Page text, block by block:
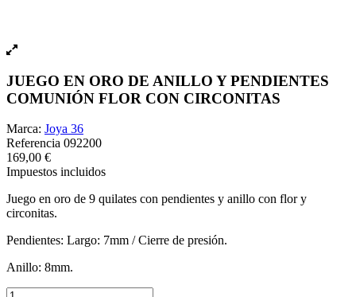
JUEGO EN ORO DE ANILLO Y PENDIENTES
COMUNIÓN FLOR CON CIRCONITAS
Marca: Joya 36
Referencia 092200
169,00 €
Impuestos incluidos
Juego en oro de 9 quilates con pendientes y anillo con flor y
circonitas.
Pendientes: Largo: 7mm / Cierre de presión.
Anillo: 8mm.